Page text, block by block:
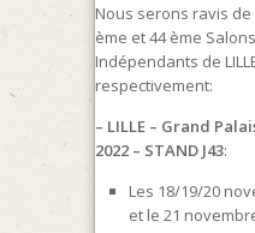
Nous serons ravis
ème et 44 ème
Indépendants de
respectivement:
– LILLE – Grand
2022 – STAND J43:
Les 18/19/20
et le 21